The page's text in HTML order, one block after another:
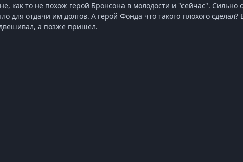
как то не похож герой Бронсона в молодости и "сейчас". Сильно
для отдачи им долгов. А герой Фонда что такого плохого
а позже пришёл.